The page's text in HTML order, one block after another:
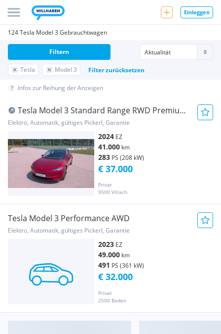
Einloggen
124 Tesla Model 3 Gebrauchtwagen
Tesla Model 3 Filter zurücksetzen
Filtern
Infos zur Reihung der Anzeigen
Tesla Model 3 Standard Range RWD Premium
60kWh
Elektro, Automatik, gültiges Pickerl, Garantie
2024 EZ
41.000 km
283 PS (208 kW)
Privat
9500 Villach
€ 37.000
Tesla Model 3 Performance AWD
Elektro, Automatik, gültiges Pickerl, Garantie
2023 EZ
49.000 km
491 PS (361 kW)
Privat
2500 Baden
€ 32.000